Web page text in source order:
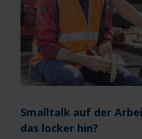
Smalltalk auf der
das locker hin?